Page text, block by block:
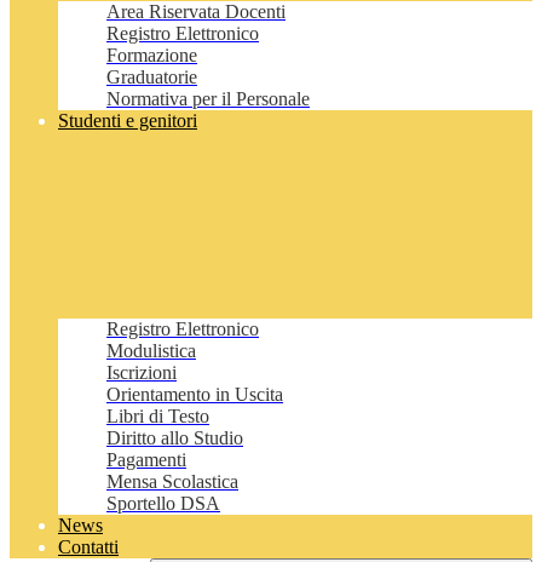
Area Riservata Docenti
Registro Elettronico
Formazione
Graduatorie
Normativa per il Personale
Studenti e genitori
Registro Elettronico
Modulistica
Iscrizioni
Orientamento in Uscita
Libri di Testo
Diritto allo Studio
Pagamenti
Mensa Scolastica
Sportello DSA
News
Contatti